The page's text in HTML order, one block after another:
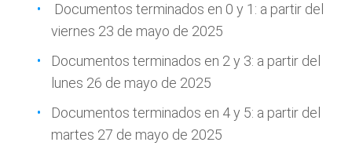
Documentos terminados en 0 y 1: a partir del
viernes 23 de mayo de 2025
Documentos terminados en 2 y 3: a partir del
lunes 26 de mayo de 2025
Documentos terminados en 4 y 5: a partir del
martes 27 de mayo de 2025